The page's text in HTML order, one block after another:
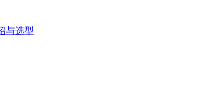
与选型